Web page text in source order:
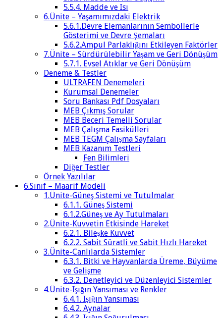
5.5.4. Madde ve Isı
6.Ünite – Yaşamımızdaki Elektrik
5.6.1.Devre Elemanlarının Sembollerle
Gösterimi ve Devre Şemaları
5.6.2.Ampul Parlaklığını Etkileyen Faktörler
7.Ünite – Sürdürülebilir Yaşam ve Geri Dönüşüm
5.7.1. Evsel Atıklar ve Geri Dönüşüm
Deneme & Testler
ULTRAFEN Denemeleri
Kurumsal Denemeler
Soru Bankası Pdf Dosyaları
MEB Çıkmış Sorular
MEB Beceri Temelli Sorular
MEB Çalışma Fasikülleri
MEB TEGM Çalışma Sayfaları
MEB Kazanım Testleri
Fen Bilimleri
Diğer Testler
Örnek Yazılılar
6.Sınıf – Maarif Modeli
1.Ünite-Güneş Sistemi ve Tutulmalar
6.1.1. Güneş Sistemi
6.1.2.Güneş ve Ay Tutulmaları
2.Ünite-Kuvvetin Etkisinde Hareket
6.2.1. Bileşke Kuvvet
6.2.2. Sabit Süratli ve Sabit Hızlı Hareket
3.Ünite-Canlılarda Sistemler
6.3.1. Bitki ve Hayvanlarda Üreme, Büyüme
ve Gelişme
6.3.2. Denetleyici ve Düzenleyici Sistemler
4.Ünite-Işığın Yansıması ve Renkler
6.4.1. Işığın Yansıması
6.4.2. Aynalar